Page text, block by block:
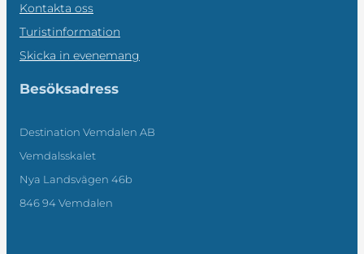
Kontakta oss
Turistinformation
Skicka in evenemang
Besöksadress
Destination Vemdalen AB
Vemdalsskalet
Nya Landsvägen 46b
846 94 Vemdalen